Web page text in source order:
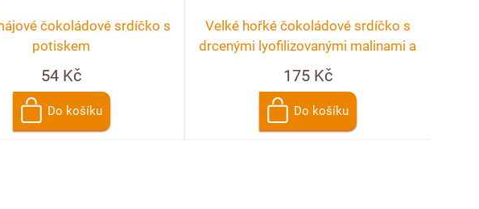
čokoládové srdíčko s
potiskem
54 Kč
Do košíku
Velké hořké čokoládové srdíčko s
drcenými lyofilizovanými malinami a
ostružinami
175 Kč
Do košíku